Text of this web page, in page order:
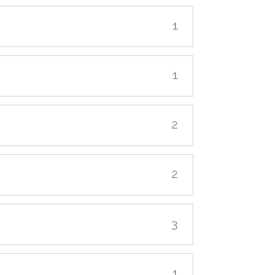
1
1
2
2
3